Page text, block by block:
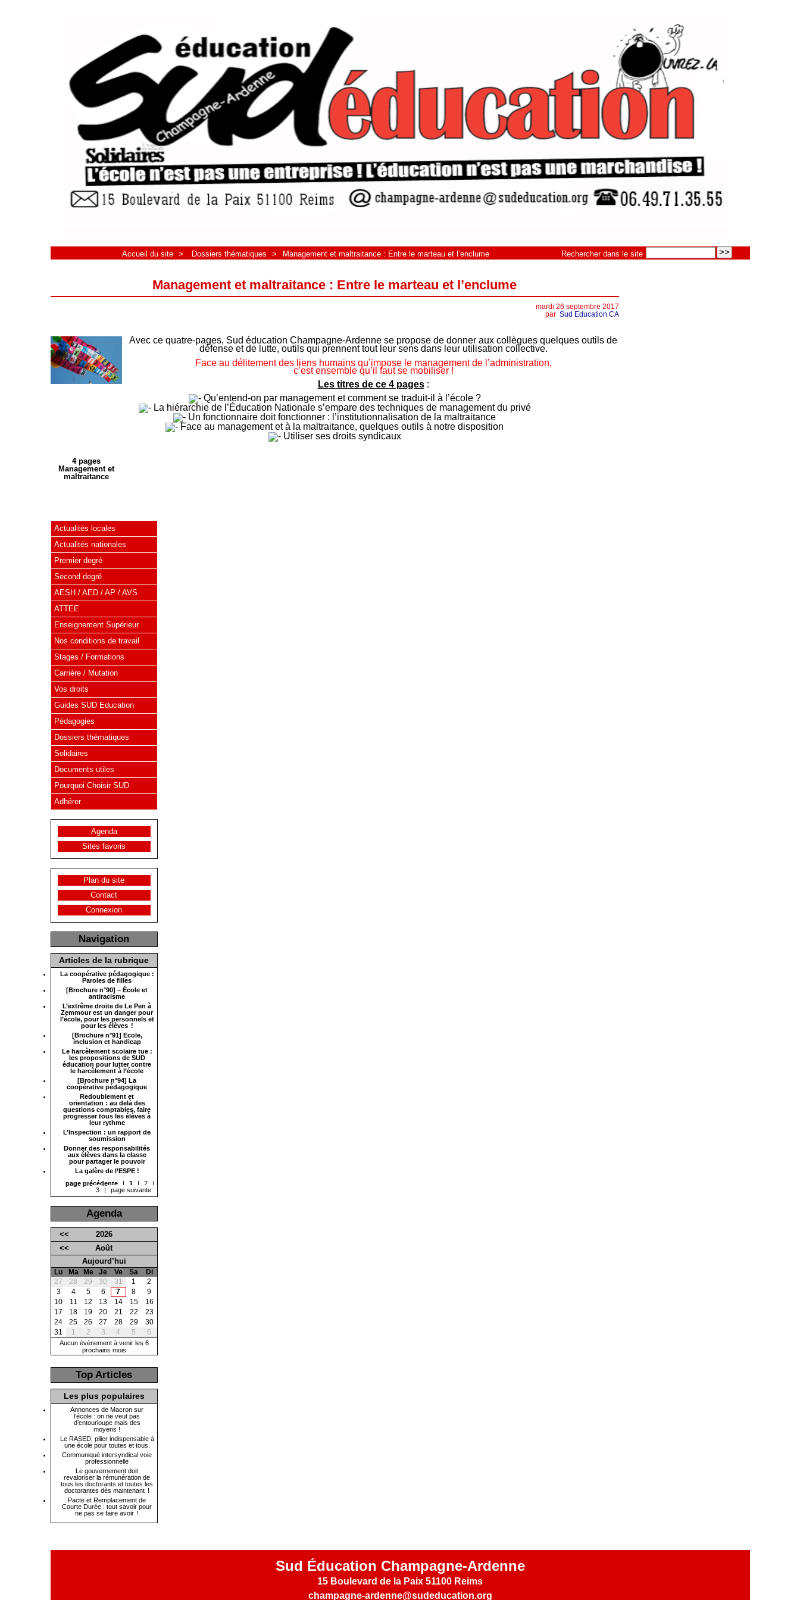
Rechercher dans le site
Accueil du site > Dossiers thématiques > Management et maltraitance : Entre le marteau et l’enclume
Management et maltraitance : Entre le marteau et l’enclume
mardi 26 septembre 2017
par Sud Education CA
Avec ce quatre-pages, Sud éducation Champagne-Ardenne se propose de donner aux collègues quelques outils de
défense et de lutte, outils qui prennent tout leur sens dans leur utilisation collective.
Face au délitement des liens humains qu’impose le management de l’administration,
c’est ensemble qu’il faut se mobiliser !
Les titres de ce 4 pages:
Qu’entend-on par management et comment se traduit-il à l’école ?
La hiérarchie de l’Éducation Nationale s’empare des techniques de management du privé
Un fonctionnaire doit fonctionner : l’institutionnalisation de la maltraitance
Face au management et à la maltraitance, quelques outils à notre disposition
Utiliser ses droits syndicaux
4 pages
Management et
maltraitance
Actualités locales
Actualités nationales
Premier degré
Second degré
AESH / AED / AP / AVS
ATTEE
Enseignement Supérieur
Nos conditions de travail
Stages / Formations
Carrière / Mutation
Vos droits
Guides SUD Education
Pédagogies
Dossiers thématiques
Solidaires
Documents utiles
Pourquoi Choisir SUD
Adhérer
Agenda
Sites favoris
Plan du site
Contact
Connexion
Navigation
Articles de la rubrique
La coopérative pédagogique :
Paroles de filles
[Brochure n°90] – École et
antiracisme
L’extrême droite de Le Pen à
Zemmour est un danger pour
l’école, pour les personnels et
pour les élèves !
[Brochure n°91] Ecole,
inclusion et handicap
Le harcèlement scolaire tue :
les propositions de SUD
éducation pour lutter contre
le harcèlement à l’école
[Brochure n°94] La
coopérative pédagogique
Redoublement et
orientation : au delà des
questions comptables, faire
progresser tous les élèves à
leur rythme
L’Inspection : un rapport de
soumission
Donner des responsabilités
aux élèves dans la classe
pour partager le pouvoir
La galère de l’ESPE !
page précédente
| 1 | 2
|
3
| page suivante
Agenda
<<
2026
<<
Août
Aujourd’hui
Lu Ma Me Je Ve Sa
Di
27
28 29 30 31 1
2
3
4 5 6 7 8
9
10
11 12 13 14 15
16
17
18 19 20 21 22
23
24
25 26 27 28 29
30
31
1 2 3 4 5 6
Aucun évènement à venir les 6
prochains mois
Top Articles
Les plus populaires
Annonces de Macron sur
l’école : on ne veut pas
d’entourloupe mais des
moyens !
Le RASED, pilier indispensable à
une école pour toutes et tous.
Communiqué intersyndical voie
professionnelle
Le gouvernement doit
revaloriser la rémunération de
tous les doctorants et toutes les
doctorantes dès maintenant !
Pacte et Remplacement de
Courte Durée : tout savoir pour
ne pas se faire avoir !
Sud Éducation Champagne-Ardenne
15 Boulevard de la Paix 51100 Reims
champagne-ardenne@sudeducation.org